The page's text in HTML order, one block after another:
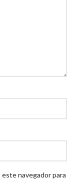
navegador para